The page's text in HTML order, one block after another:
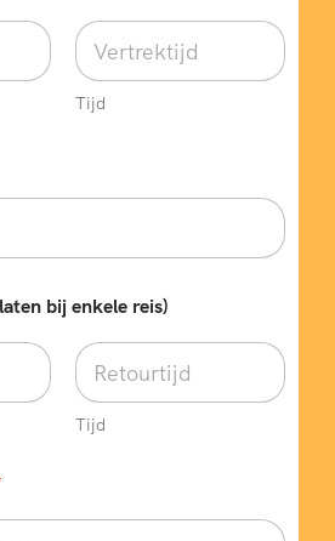
Tijd
bij enkele reis)
Tijd